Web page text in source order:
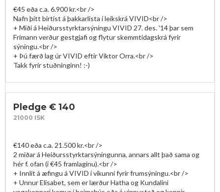
€45 eða c.a. 6.900 kr.<br />
Nafn þitt birtist á þakkarlista í leikskrá VIVID<br />
+ Miði á Heiðursstyrktarsýningu VIVID 27. des. '14 þar sem
Frímann verður gestgjafi og flytur skemmtidagskrá fyrir
sýningu.<br />
+ Þú færð lag úr VIVID eftir Viktor Orra.<br />
Takk fyrir stuðninginn! :-)
Pledge € 140
21000 ISK
€140 eða c.a. 21.500 kr.<br />
2 miðar á Heiðursstyrktarsýningunna, annars allt það sama og
hér f. ofan (í €45 framlaginu).<br />
+ Innlit á æfingu á VIVID í vikunni fyrir frumsýningu.<br />
+ Unnur Elísabet, sem er lærður Hatha og Kundalini